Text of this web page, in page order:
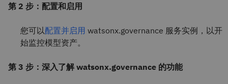
第 2 步：配置和启用
您可以配置并启用 watsonx.governance 服务实例，以开
始监控模型资产。
第 3 步：深入了解 watsonx.governance 的功能